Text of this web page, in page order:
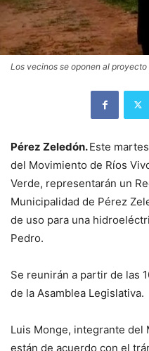
Los vecinos se oponen al
Pérez Zeledón.Este
del Movimiento de Ríos
Verde, representarán un
Municipalidad de Pérez
de uso para una
Pedro.
Se reunirán a partir de las
de la Asamblea Legislativa.
Luis Monge, integrante del
están de acuerdo con el